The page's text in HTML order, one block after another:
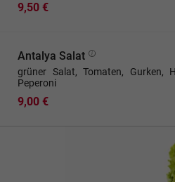
9,50 €
Antalya Salat
grüner Salat, Tomaten, Gurken,
Peperoni
9,00 €